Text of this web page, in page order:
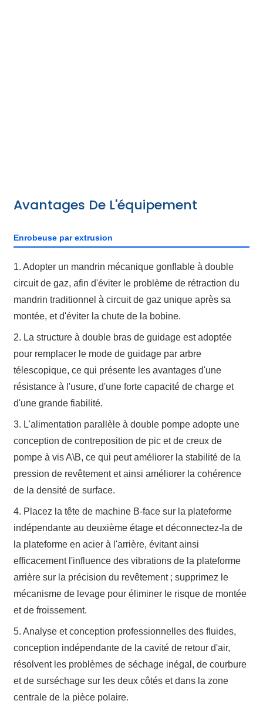
Avantages De L'équipement
Enrobeuse par extrusion
1. Adopter un mandrin mécanique gonflable à double
circuit de gaz, afin d'éviter le problème de rétraction du
mandrin traditionnel à circuit de gaz unique après sa
montée, et d'éviter la chute de la bobine.
2. La structure à double bras de guidage est adoptée
pour remplacer le mode de guidage par arbre
télescopique, ce qui présente les avantages d'une
résistance à l'usure, d'une forte capacité de charge et
d'une grande fiabilité.
3. L'alimentation parallèle à double pompe adopte une
conception de contreposition de pic et de creux de
pompe à vis A\B, ce qui peut améliorer la stabilité de la
pression de revêtement et ainsi améliorer la cohérence
de la densité de surface.
4. Placez la tête de machine B-face sur la plateforme
indépendante au deuxième étage et déconnectez-la de
la plateforme en acier à l'arrière, évitant ainsi
efficacement l'influence des vibrations de la plateforme
arrière sur la précision du revêtement ; supprimez le
mécanisme de levage pour éliminer le risque de montée
et de froissement.
5. Analyse et conception professionnelles des fluides,
conception indépendante de la cavité de retour d'air,
résolvent les problèmes de séchage inégal, de courbure
et de surséchage sur les deux côtés et dans la zone
centrale de la pièce polaire.